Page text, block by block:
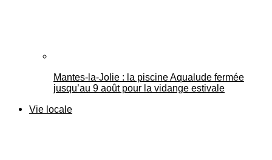
Mantes-la-Jolie : la piscine Aqualude fermée
jusqu’au 9 août pour la vidange estivale
Vie locale